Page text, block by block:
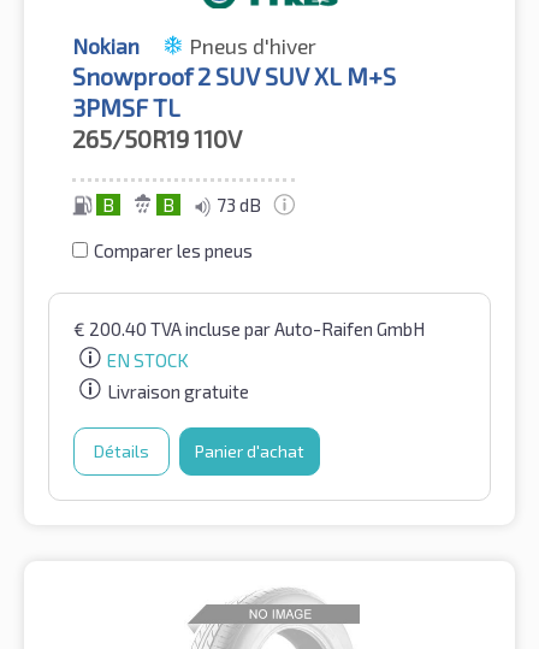
Nokian Pneus d'hiver
Snowproof 2 SUV SUV XL M+S
3PMSF TL
265/50R19110V
B B 73 dB
Comparer les pneus
€ 200.40 TVA incluse par Auto-Raifen GmbH
EN STOCK
Livraison gratuite
Détails Panier d'achat